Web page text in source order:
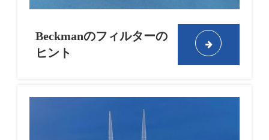
Beckmanのフィルターの
ヒント